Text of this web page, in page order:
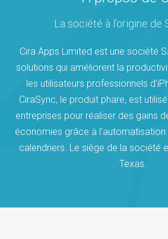
La société à l'origine de
Cira Apps Limited est une société
solutions qui améliorent la
les utilisateurs professionnels
CiraSync, le produit phare, est
entreprises pour réaliser des gains
économies grâce à
calendriers. Le siège de la société
Texas.